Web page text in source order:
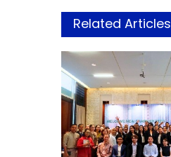
Related Articles